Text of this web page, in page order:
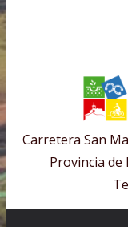
Carretera San
Provincia de